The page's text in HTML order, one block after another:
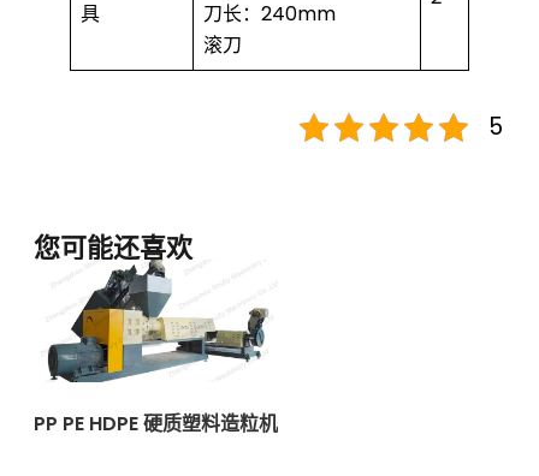
具
刀长：240mm
滚刀
5
您可能还喜欢
PP PE HDPE 硬质塑料造粒机